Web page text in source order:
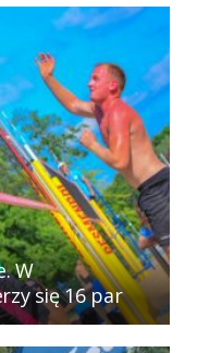
W
się 16 par